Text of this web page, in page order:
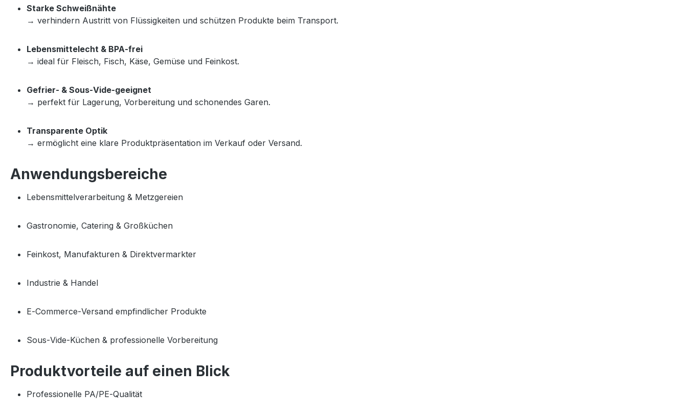
Starke Schweißnähte
→ verhindern Austritt von Flüssigkeiten und schützen Produkte beim Transport.
Lebensmittelecht & BPA‑frei
→ ideal für Fleisch, Fisch, Käse, Gemüse und Feinkost.
Gefrier‑ & Sous‑Vide‑geeignet
→ perfekt für Lagerung, Vorbereitung und schonendes Garen.
Transparente Optik
→ ermöglicht eine klare Produktpräsentation im Verkauf oder Versand.
Anwendungsbereiche
Lebensmittelverarbeitung & Metzgereien
Gastronomie, Catering & Großküchen
Feinkost, Manufakturen & Direktvermarkter
Industrie & Handel
E‑Commerce‑Versand empfindlicher Produkte
Sous‑Vide‑Küchen & professionelle Vorbereitung
Produktvorteile auf einen Blick
Professionelle PA/PE‑Qualität